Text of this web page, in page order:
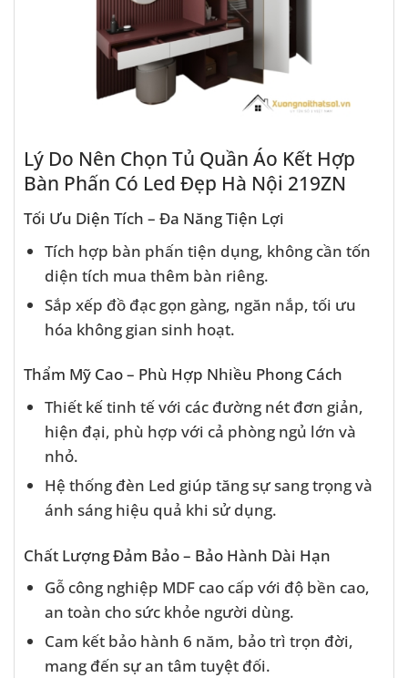
Lý Do Nên Chọn Tủ Quần Áo Kết Hợp
Bàn Phấn Có Led Đẹp Hà Nội 219ZN
Tối Ưu Diện Tích – Đa Năng Tiện Lợi
Tích hợp bàn phấn tiện dụng, không cần tốn
diện tích mua thêm bàn riêng.
Sắp xếp đồ đạc gọn gàng, ngăn nắp, tối ưu
hóa không gian sinh hoạt.
Thẩm Mỹ Cao – Phù Hợp Nhiều Phong Cách
Thiết kế tinh tế với các đường nét đơn giản,
hiện đại, phù hợp với cả phòng ngủ lớn và
nhỏ.
Hệ thống đèn Led giúp tăng sự sang trọng và
ánh sáng hiệu quả khi sử dụng.
Chất Lượng Đảm Bảo – Bảo Hành Dài Hạn
Gỗ công nghiệp MDF cao cấp với độ bền cao,
an toàn cho sức khỏe người dùng.
Cam kết bảo hành 6 năm, bảo trì trọn đời,
mang đến sự an tâm tuyệt đối.